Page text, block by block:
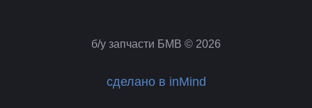
б/у запчасти БМВ © 2026
сделано в inMind